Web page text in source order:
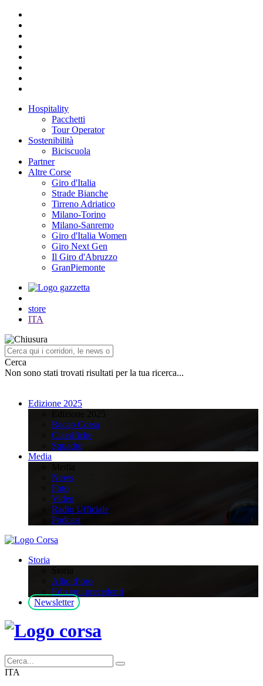
Hospitality
Pacchetti
Tour Operator
Sostenibilità
Biciscuola
Partner
Altre Corse
Giro d'Italia
Strade Bianche
Tirreno Adriatico
Milano-Torino
Milano-Sanremo
Giro d'Italia Women
Giro Next Gen
Il Giro d'Abruzzo
GranPiemonte
store
ITA
Cerca
Non sono stati trovati risultati per la tua ricerca...
Edizione 2025
Recap Corsa
Classifiche
Squadre
Media
News
Foto
Video
Radio Ufficiale
Podcast
Storia
Albo d’oro
Edizioni precedenti
Newsletter
ITA